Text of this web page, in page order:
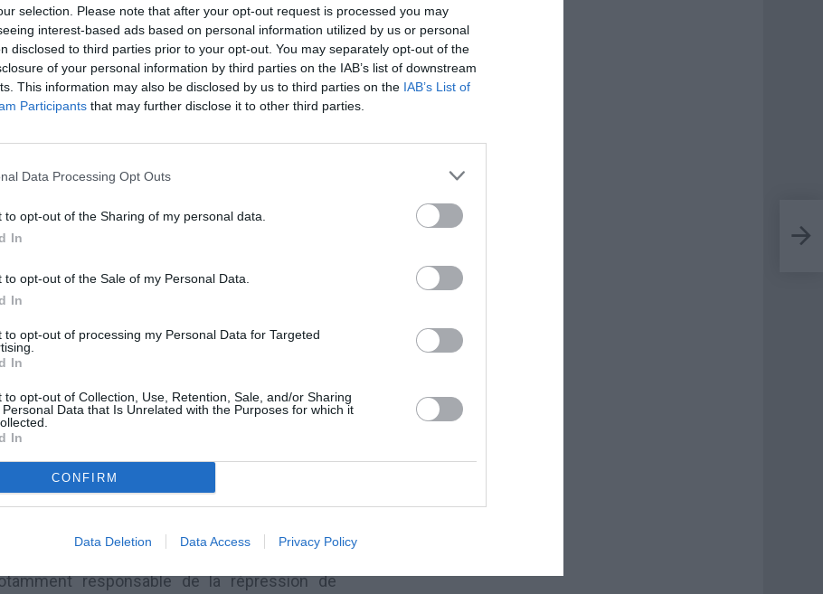
selection. Please note that after your opt-out request is processed you may
interest-based ads based on personal information utilized by us or personal
disclosed to third parties prior to your opt-out. You may separately opt-out of the
of your personal information by third parties on the IAB’s list of downstream
This information may also be disclosed by us to third parties on the IAB’s List of
Participants that may further disclose it to other third parties.
Data Processing Opt Outs
to opt-out of the Sharing of my personal data.
In
to opt-out of the Sale of my Personal Data.
In
to opt-out of processing my Personal Data for Targeted
In
to opt-out of Collection, Use, Retention, Sale, and/or Sharing
Data that Is Unrelated with the Purposes for which it
In
CONFIRM
Data Deletion Data Access Privacy Policy
son ministre de la Justice, Emmerson
choix sur le second pour sa succession au
ministre de la Justice Emmerson
président du parti au pouvoir, et donc vice-
important que Robert Mugabe a 90 ans. Et
en cas de décès du chef de l’État, c’est
arrive au gouvernement. Emmerson
», a été à tour de rôle ministre de la Sécurité
C’est un personnage craint par de
responsable de la répression de